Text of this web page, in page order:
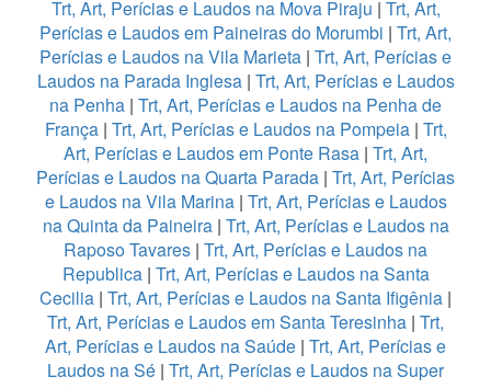
Trt, Art, Perícias e Laudos na Mova Piraju | Trt, Art,
Perícias e Laudos em Paineiras do Morumbi | Trt, Art,
Perícias e Laudos na Vila Marieta | Trt, Art, Perícias e
Laudos na Parada Inglesa | Trt, Art, Perícias e Laudos
na Penha | Trt, Art, Perícias e Laudos na Penha de
França | Trt, Art, Perícias e Laudos na Pompeia| Trt,
Art, Perícias e Laudos em Ponte Rasa | Trt, Art,
Perícias e Laudos na Quarta Parada | Trt, Art, Perícias
e Laudos na Vila Marina| Trt, Art, Perícias e Laudos
na Quinta da Paineira| Trt, Art, Perícias e Laudos na
Raposo Tavares | Trt, Art, Perícias e Laudos na
Republica| Trt, Art, Perícias e Laudos na Santa
Cecilia | Trt, Art, Perícias e Laudos na Santa Ifigênia |
Trt, Art, Perícias e Laudos em Santa Teresinha | Trt,
Art, Perícias e Laudos na Saúde | Trt, Art, Perícias e
Laudos na Sé | Trt, Art, Perícias e Laudos na Super